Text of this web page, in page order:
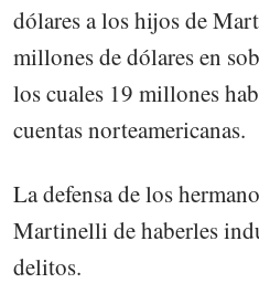
dólares a los hijos de
millones de dólares en
los cuales 19 millones
cuentas norteamericanas.
La defensa de los
Martinelli de haberles
delitos.